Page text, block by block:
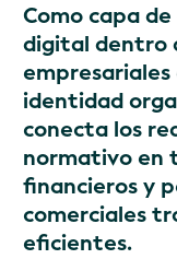
Como capa
digital dentro
empresariales
identidad
conecta los
normativo en
financieros y
comerciales
eficientes.